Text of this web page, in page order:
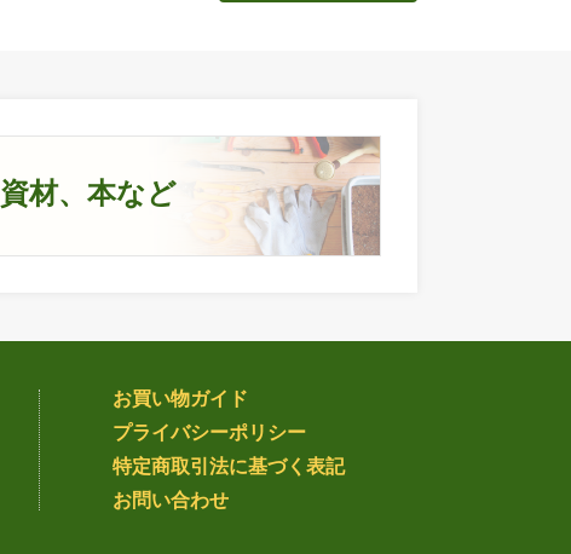
資材、本など
お買い物ガイド
プライバシーポリシー
特定商取引法に基づく表記
お問い合わせ